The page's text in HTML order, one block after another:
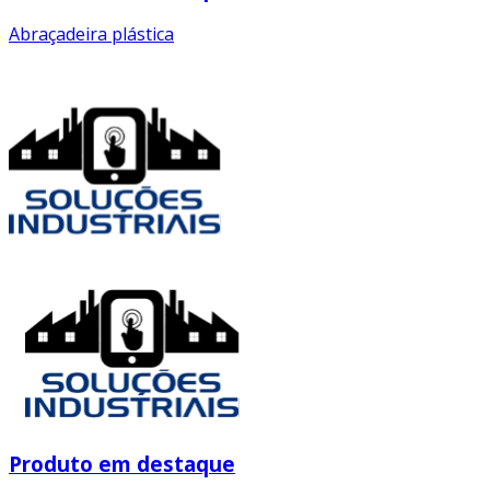
Abraçadeira plástica
Produto em destaque